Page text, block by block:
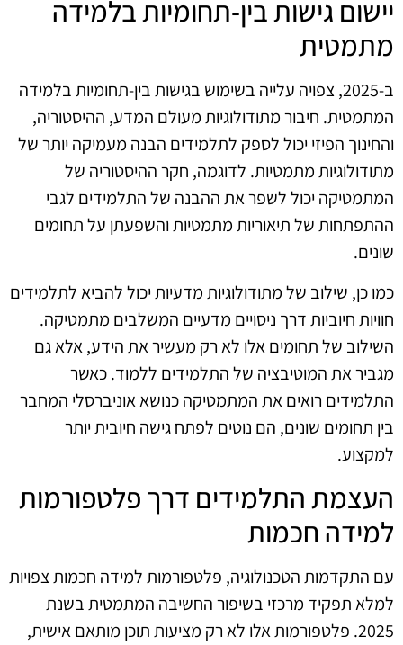
יישום גישות בין-תחומיות בלמידה
מתמטית
ב-2025, צפויה עלייה בשימוש בגישות בין-תחומיות בלמידה
המתמטית. חיבור מתודולוגיות מעולם המדע, ההיסטוריה,
והחינוך הפיזי יכול לספק לתלמידים הבנה מעמיקה יותר של
מתודולוגיות מתמטיות. לדוגמה, חקר ההיסטוריה של
המתמטיקה יכול לשפר את ההבנה של התלמידים לגבי
ההתפתחות של תיאוריות מתמטיות והשפעתן על תחומים
שונים.
כמו כן, שילוב של מתודולוגיות מדעיות יכול להביא לתלמידים
חוויות חיוביות דרך ניסויים מדעיים המשלבים מתמטיקה.
השילוב של תחומים אלו לא רק מעשיר את הידע, אלא גם
מגביר את המוטיבציה של התלמידים ללמוד. כאשר
התלמידים רואים את המתמטיקה כנושא אוניברסלי המחבר
בין תחומים שונים, הם נוטים לפתח גישה חיובית יותר
למקצוע.
העצמת התלמידים דרך פלטפורמות
למידה חכמות
עם התקדמות הטכנולוגיה, פלטפורמות למידה חכמות צפויות
למלא תפקיד מרכזי בשיפור החשיבה המתמטית בשנת
2025. פלטפורמות אלו לא רק מציעות תוכן מותאם אישית,